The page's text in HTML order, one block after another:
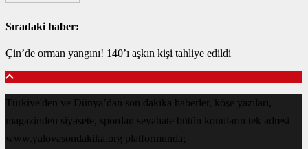
Sıradaki haber:
Çin’de orman yangını! 140’ı aşkın kişi tahliye edildi
Türkiye'den ve Dünya’dan son dakika haberler, köşe yazıları,
magazinden siyasete, spordan seyahate bütün konuların tek adresi
www.yalovasondakika.org platformunda;